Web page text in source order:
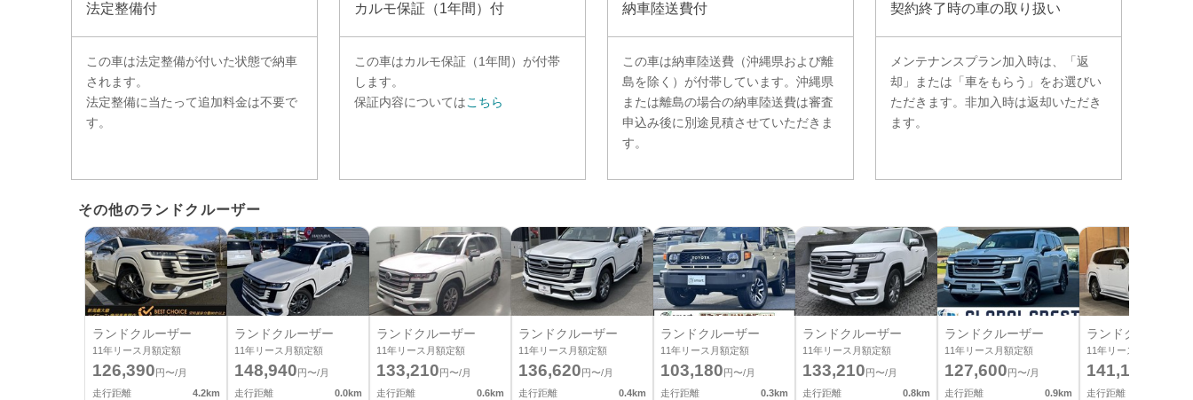
法定整備付
この車は法定整備が付いた状態で納車
されます。
法定整備に当たって追加料金は不要で
す。
カルモ保証（1年間）付
この車はカルモ保証（1年間） が付帯
します。
保証内容についてはこちら
納車陸送費付
この車は納車陸送費（沖縄県および離
島を除く）が付帯しています。沖縄県
または離島の場合の納車陸送費は審査
申込み後に別途見積させていただきま
す。
契約終了時の車の取り扱い
メンテナンスプラン加入時は、「返
却」または「車をもらう」をお選びい
ただきます。非加入時は返却いただき
ます。
その他のランドクルーザー
ランドクルーザー
11年リース月額定額
126,390 円〜/月
走行距離
4.2km
ランドクルーザー
11年リース月額定額
148,940 円〜/月
走行距離
0.0km
ランドクルーザー
11年リース月額定額
133,210 円〜/月
走行距離
0.6km
ランドクルーザー
11年リース月額定額
136,620 円〜/月
走行距離
0.4km
ランドクルーザー
11年リース月額定額
103,180 円〜/月
走行距離
0.3km
ランドクルーザー
11年リース月額定額
133,210 円〜/月
走行距離
0.8km
ランドクルーザー
11年リース月額定額
127,600 円〜/月
走行距離
0.9km
ランドクルーザー
11年リース月額定額
141,130
走行距離